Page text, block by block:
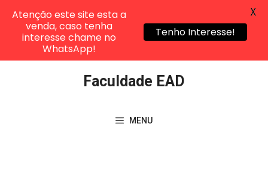
Faculdade EAD
MENU
Atenção este site esta a
venda, caso tenha
interesse chame no
WhatsApp!
Tenho Interesse!
X